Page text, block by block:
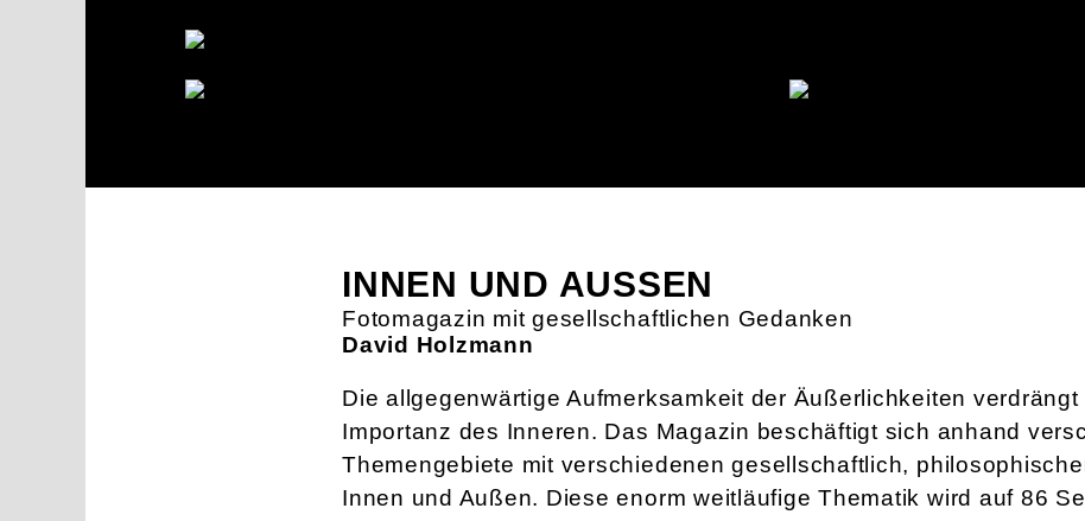
INNEN UND AUSSEN
Fotomagazin mit gesellschaftlichen Gedanken
David Holzmann
Die allgegenwärtige Aufmerksamkeit der Äußerlichkeiten verdrängt
Importanz des Inneren. Das Magazin beschäftigt sich anhand
Themengebiete mit verschiedenen gesellschaftlich,
Innen und Außen. Diese enorm weitläufige Thematik wird auf 86